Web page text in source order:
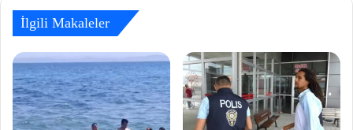
İlgili Makaleler